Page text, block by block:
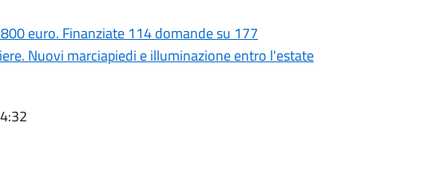
euro. Finanziate 114 domande su 177
Nuovi marciapiedi e illuminazione entro l'estate